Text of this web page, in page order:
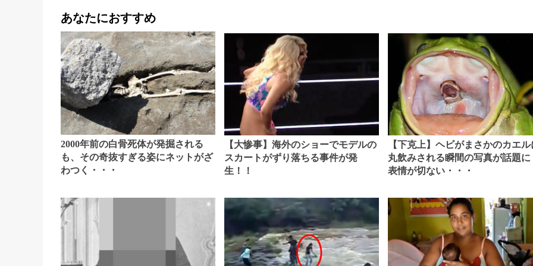
あなたにおすすめ
2000年前の白骨死体が発掘される
も、その奇抜すぎる姿にネットがざ
わつく・・・
【大惨事】海外のショーでモデルの
スカートがずり落ちる事件が発
生！！
【下克上】ヘビがまさかのカエル
丸飲みされる瞬間の写真が話題に
表情が切ない・・・